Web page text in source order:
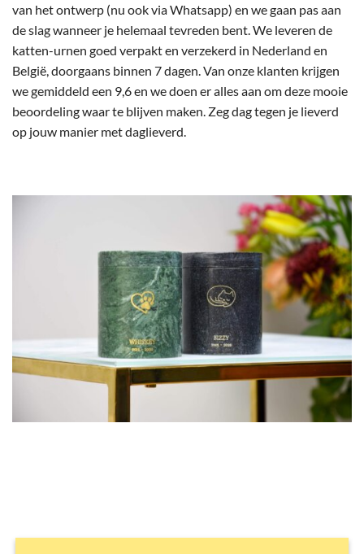
van het ontwerp (nu ook via Whatsapp) en we gaan pas aan
de slag wanneer je helemaal tevreden bent. We leveren de
katten-urnen goed verpakt en verzekerd in Nederland en
België, doorgaans binnen 7 dagen. Van onze klanten krijgen
we gemiddeld een 9,6 en we doen er alles aan om deze mooie
beoordeling waar te blijven maken. Zeg dag tegen je lieverd
op jouw manier met daglieverd.